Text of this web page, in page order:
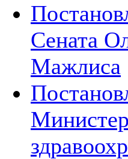
Сената
Мажлиса